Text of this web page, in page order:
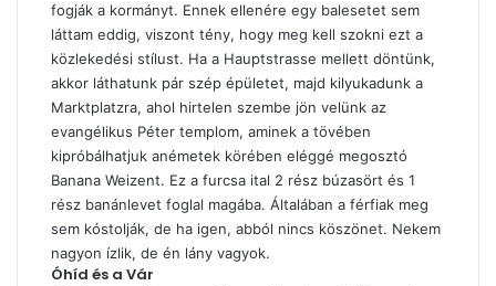
fogják a kormányt. Ennek ellenére egy balesetet sem
láttam eddig, viszont tény, hogy meg kell szokni ezt a
közlekedési stílust. Ha a Hauptstrasse mellett döntünk,
akkor láthatunk pár szép épületet, majd kilyukadunk a
Marktplatzra, ahol hirtelen szembe jön velünk az
evangélikus Péter templom, aminek a tövében
kipróbálhatjuk anémetek körében eléggé megosztó
Banana Weizent. Ez a furcsa ital 2 rész búzasört és 1
rész banánlevet foglal magába. Általában a férfiak meg
sem kóstolják, de ha igen, abból nincs köszönet. Nekem
nagyon ízlik, de én lány vagyok.
Óhíd és a Vár